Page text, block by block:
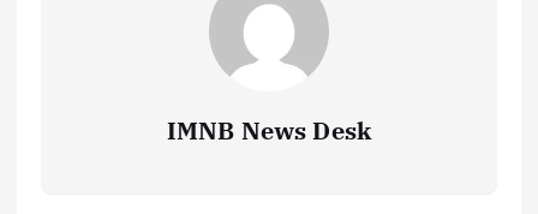
IMNB News Desk